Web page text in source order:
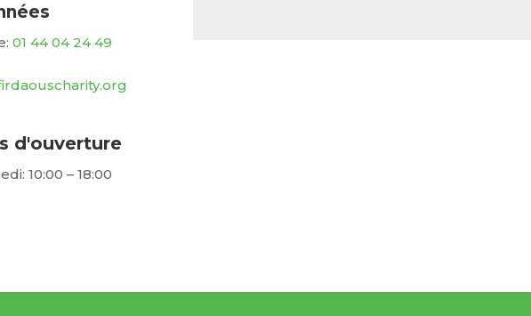
01 44 04 24 49
d'ouverture
10:00 – 18:00